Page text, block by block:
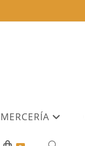
MERCERÍA